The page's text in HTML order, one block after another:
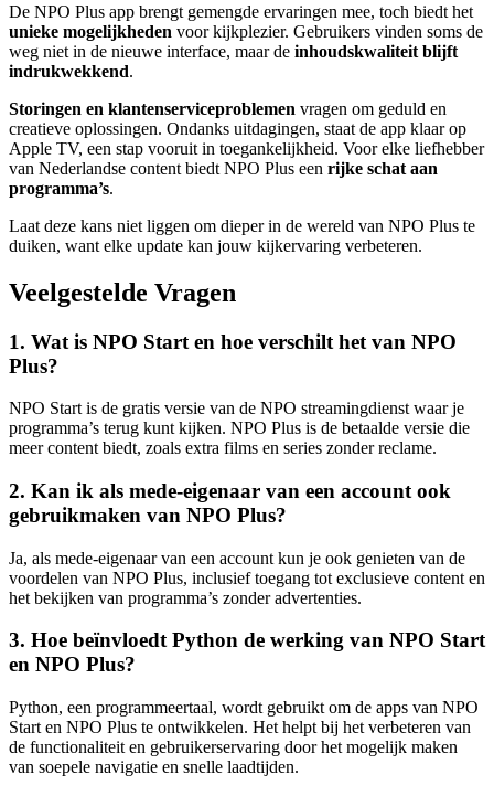
De NPO Plus app brengt gemengde ervaringen mee, toch biedt het
unieke mogelijkheden voor kijkplezier. Gebruikers vinden soms de
weg niet in de nieuwe interface, maar de inhoudskwaliteit blijft
indrukwekkend.
Storingen en klantenserviceproblemen vragen om geduld en
creatieve oplossingen. Ondanks uitdagingen, staat de app klaar op
Apple TV, een stap vooruit in toegankelijkheid. Voor elke liefhebber
van Nederlandse content biedt NPO Plus een rijke schat aan
programma’s.
Laat deze kans niet liggen om dieper in de wereld van NPO Plus te
duiken, want elke update kan jouw kijkervaring verbeteren.
Veelgestelde Vragen
1. Wat is NPO Start en hoe verschilt het van NPO
Plus?
NPO Start is de gratis versie van de NPO streamingdienst waar je
programma’s terug kunt kijken. NPO Plus is de betaalde versie die
meer content biedt, zoals extra films en series zonder reclame.
2. Kan ik als mede-eigenaar van een account ook
gebruikmaken van NPO Plus?
Ja, als mede-eigenaar van een account kun je ook genieten van de
voordelen van NPO Plus, inclusief toegang tot exclusieve content en
het bekijken van programma’s zonder advertenties.
3. Hoe beïnvloedt Python de werking van NPO Start
en NPO Plus?
Python, een programmeertaal, wordt gebruikt om de apps van NPO
Start en NPO Plus te ontwikkelen. Het helpt bij het verbeteren van
de functionaliteit en gebruikerservaring door het mogelijk maken
van soepele navigatie en snelle laadtijden.